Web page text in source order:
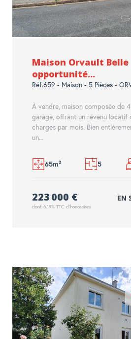
Maison Orvault Belle
opportunité...
Réf.659 - Maison - 5 Pièces -
À vendre, maison composée de
garage, offrant un revenu locatif
charges par mois. Bien
un...
65m² 5
223 000 €
dont 6.19% TTC d'honoraires
EN